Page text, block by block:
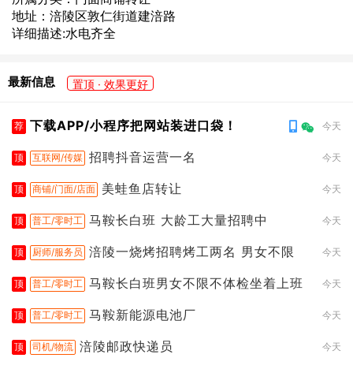
地址：涪陵区敦仁街道建涪路
详细描述:水电齐全
最新信息 置顶 · 效果更好
荐 下载APP/小程序把网站装进口袋！ 今天
顶 互联网/传媒 招聘抖音运营一名 今天
顶 商铺/门面/店面 美蛙鱼店转让 今天
顶 普工/零时工 马鞍长白班 大龄工大量招聘中 今天
顶 厨师/服务员 涪陵一烧烤招聘烤工两名 男女不限 今天
顶 普工/零时工 马鞍长白班男女不限不体检坐着上班 今天
顶 普工/零时工 马鞍新能源电池厂 今天
顶 司机/物流 涪陵邮政快递员 今天